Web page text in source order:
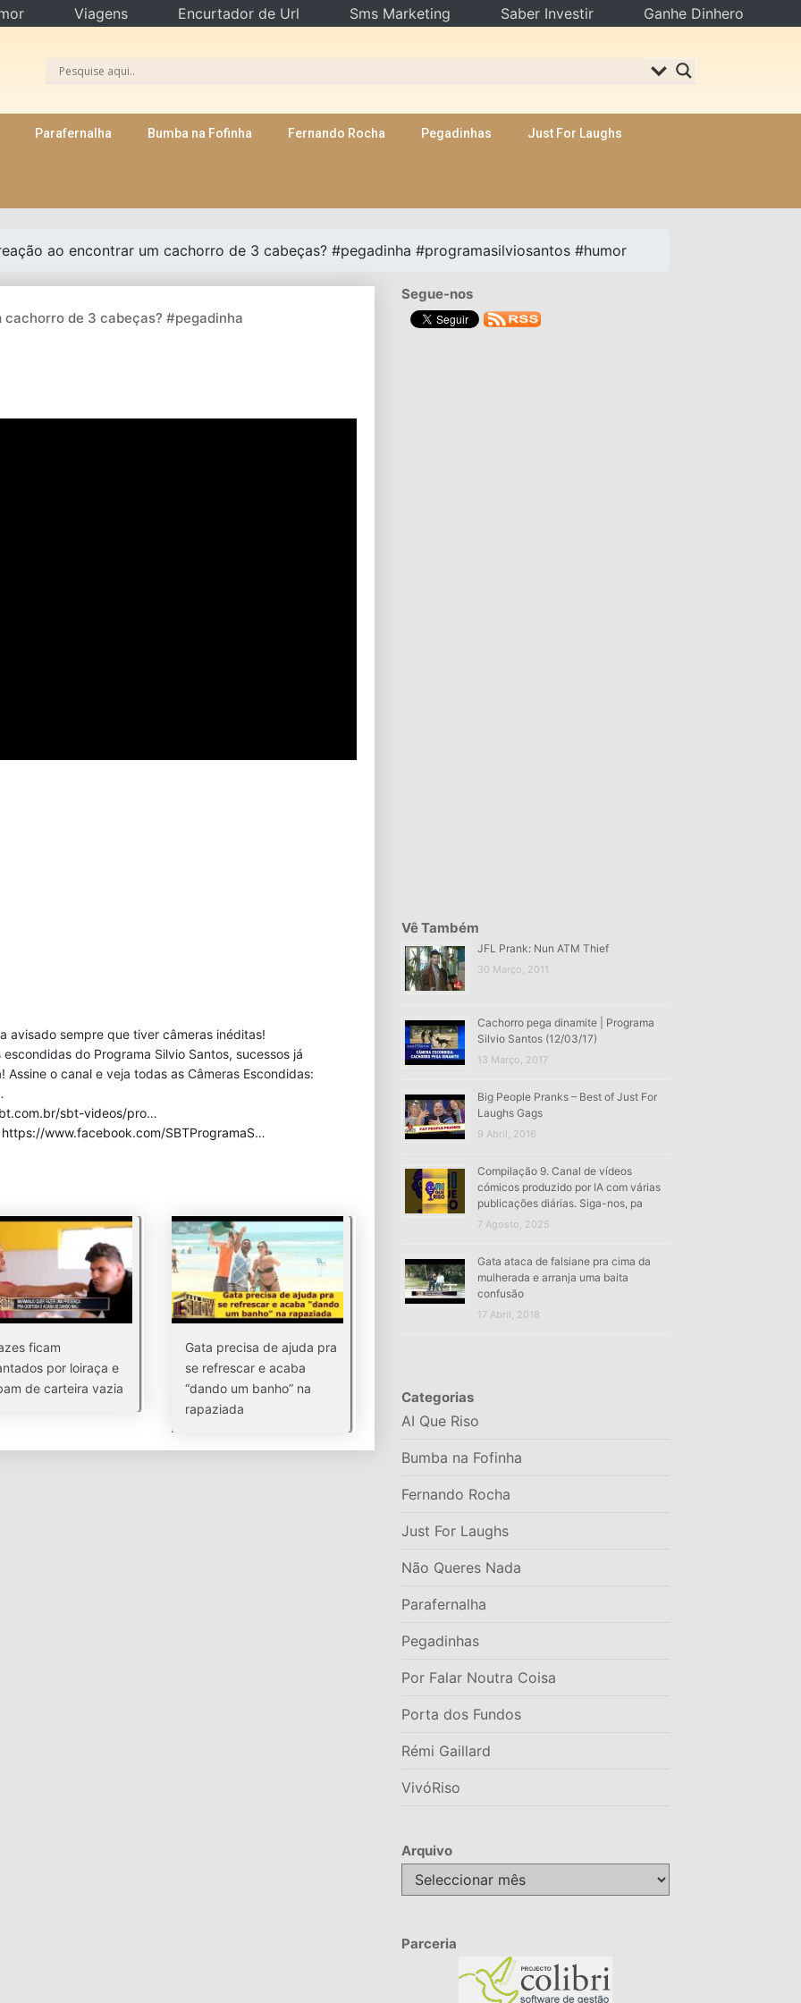
Parafernalha Bumba na Fofinha Fernando Rocha Pegadinhas Just For Laughs
ao encontrar um cachorro de 3 cabeças? #pegadinha #programasilviosantos #humor
de 3 cabeças? #pegadinha
avisado sempre que tiver câmeras inéditas!
do Programa Silvio Santos, sucessos já
o canal e veja todas as Câmeras Escondidas:
sbt-videos/pro…
https://www.facebook.com/SBTProgramaS…
ficam
por loiraça e
de carteira vazia
Gata precisa de ajuda pra
se refrescar e acaba
“dando um banho” na
rapaziada
Segue-nos
Vê Também
JFL Prank: Nun ATM Thief
30 Março, 2011
Cachorro pega dinamite | Programa
Silvio Santos (12/03/17)
13 Março, 2017
Big People Pranks – Best of Just For
Laughs Gags
9 Abril, 2016
Compilação 9. Canal de vídeos
cómicos produzido por IA com várias
publicações diárias. Siga-nos, pa
7 Agosto, 2025
Gata ataca de falsiane pra cima da
mulherada e arranja uma baita
confusão
17 Abril, 2018
Categorias
AI Que Riso
Bumba na Fofinha
Fernando Rocha
Just For Laughs
Não Queres Nada
Parafernalha
Pegadinhas
Por Falar Noutra Coisa
Porta dos Fundos
Rémi Gaillard
VivóRiso
Arquivo
Arquivo
Parceria
Viagens Encurtador de Url Sms Marketing Saber Investir Ganhe Dinhero